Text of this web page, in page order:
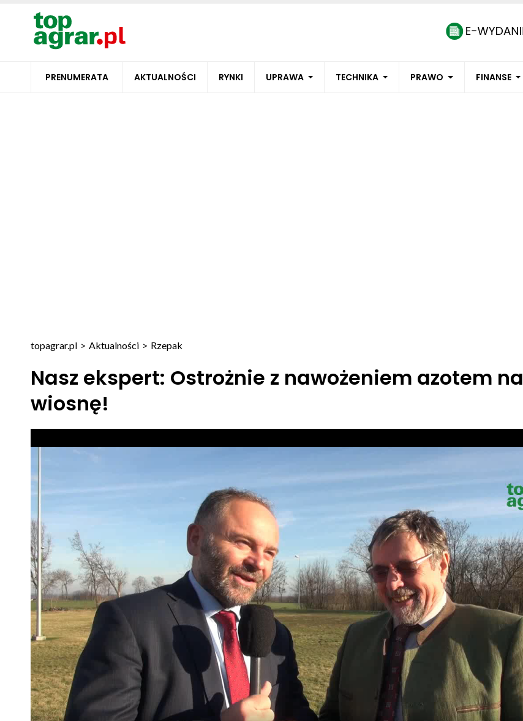
PRENUMERATA AKTUALNOŚCI RYNKI UPRAWA TECHNIKA PRAWO FINANSE
topagrar.pl > Aktualności > Rzepak
Nasz ekspert: Ostrożnie z nawożeniem azotem na
wiosnę!